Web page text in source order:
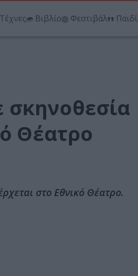
Τέχνες Βιβλίο Φεστιβάλ Παιδί
σκηνοθεσία
Θέατρο
στο Εθνικό Θέατρο.